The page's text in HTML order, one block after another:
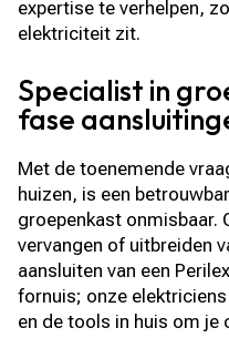
expertise te verhelpen,
elektriciteit zit.
Specialist in
fase
Met de toenemende
huizen, is een
groepenkast onmisbaar.
vervangen of uitbreiden
aansluiten van een
fornuis; onze elektriciens
en de tools in huis om je